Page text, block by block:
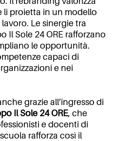
li proietta in un modello
Le sinergie tra
Il Sole 24 ORE rafforzano
le opportunità.
capaci di
e nei
grazie all’ingresso di
Il Sole 24 ORE, che
e docenti di
rafforza così il